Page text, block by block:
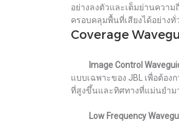
อย่างลงตัวและเต็มย่านควา
ครอบคลุมพื้นที่เสียงได้อย่าง
Coverage
Image Control
แบบเฉพาะของ JBL เพื่อต้อ
ที่สูงขึ้นและทิศทางที่แม่นยำม
Low Frequency